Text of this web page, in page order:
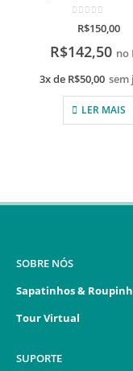
de 5
R$150,00
R$142,50 no
3x de R$50,00 sem
LER MAIS
SOBRE NÓS
Sapatinhos &
Tour Virtual
SUPORTE